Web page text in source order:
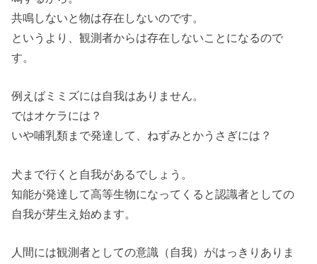
共鳴しないと物は存在しないのです。
というより、観測者からは存在しないことになるので
す。
例えばミミズには自我はありません。
ではオケラには？
いや哺乳類まで発達して、ねずみとかうさぎには？
犬まで行くと自我があるでしょう。
知能が発達して高等生物になってくると認識者としての
自我が芽生え始めます。
人間には観測者としての意識（自我）がはっきりありま